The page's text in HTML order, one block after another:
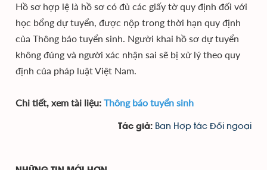
Hồ sơ hợp lệ là hồ sơ có đủ các giấy tờ quy định đối với
học bổng dự tuyển, được nộp trong thời hạn quy định
của Thông báo tuyển sinh. Người khai hồ sơ dự tuyển
không đúng và người xác nhận sai sẽ bị xử lý theo quy
định của pháp luật Việt Nam.
Chi tiết, xem tài liệu: Thông báo tuyển sinh
Tác giả: Ban Hợp tác Đối ngoại